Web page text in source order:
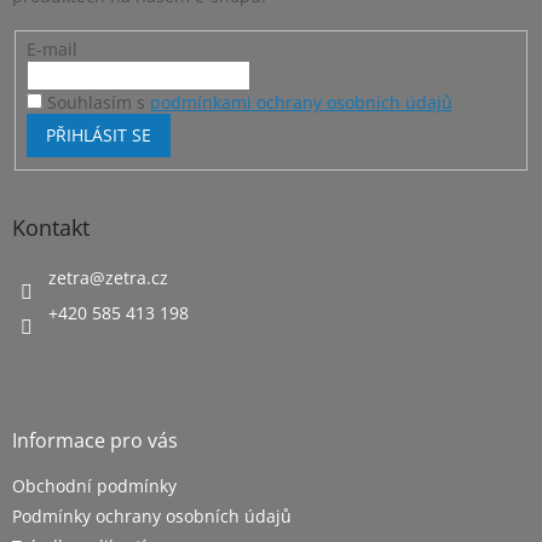
E-mail
Souhlasím s podmínkami ochrany osobních údajů
PŘIHLÁSIT SE
Kontakt
zetra@zetra.cz
+420 585 413 198
Informace pro vás
Obchodní podmínky
Podmínky ochrany osobních údajů